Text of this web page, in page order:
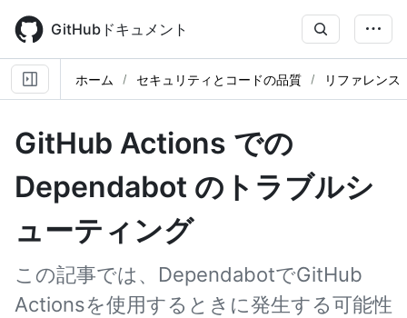
main
content
GitHubドキュメント
ホーム セキュリティとコードの品質 リファレンス
GitHub Actions での
Dependabot のトラブルシ
ューティング
この記事では、DependabotでGitHub
Actionsを使用するときに発生する可能性